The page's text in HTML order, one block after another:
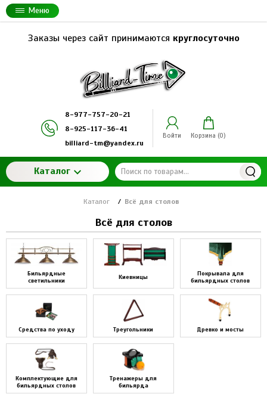
Меню
Заказы через сайт принимаются круглосуточно
8-977-757-20-21
8-925-117-36-41
billiard-tm@yandex.ru
Войти Корзина (0)
Каталог
Каталог / Всё для столов
Всё для столов
Бильярдные
светильники
Киевницы
Покрывала для
бильярдных столов
Средства по уходу Треугольники Древко и мосты
Комплектующие для
бильярдных столов
Тренажеры для
бильярда